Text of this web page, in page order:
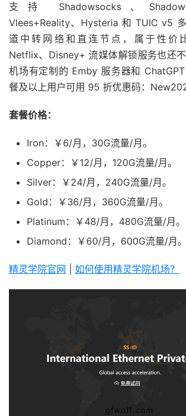
支持 Shadowsocks、
Vlees+Reality、Hysteria 和 TUIC v5
道中转网络和直连节点，属于性价
Netflix、Disney+ 流媒体解锁服务也还
机场有定制的 Emby 服务器和
餐及以上用户可用 95 折优惠码：
套餐价格：
Iron：￥6/月，30G流量/月。
Copper：￥12/月，120G流量/月。
Silver：￥24/月，240G流量/月。
Gold：￥36/月，360G流量/月。
Platinum：￥48/月，480G流量/月。
Diamond：￥60/月，600G流量/月。
精灵学院官网 如何使用精灵学院机场？